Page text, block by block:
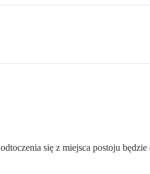
się z miejsca postoju